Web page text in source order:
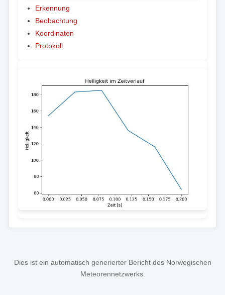
Erkennung
Beobachtung
Koordinaten
Protokoll
Dies ist ein automatisch generierter Bericht des Norwegischen
Meteorennetzwerks.